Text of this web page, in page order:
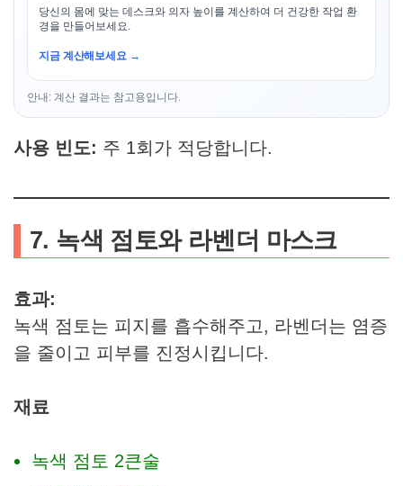
당신의 몸에 맞는 데스크와 의자 높이를 계산하여 더 건강한 작업 환
경을 만들어보세요.
지금 계산해보세요 →
안내: 계산 결과는 참고용입니다.
사용 빈도: 주 1회가 적당합니다.
7. 녹색 점토와 라벤더 마스크
효과:
녹색 점토는 피지를 흡수해주고, 라벤더는 염증
을 줄이고 피부를 진정시킵니다.
재료
녹색 점토 2큰술